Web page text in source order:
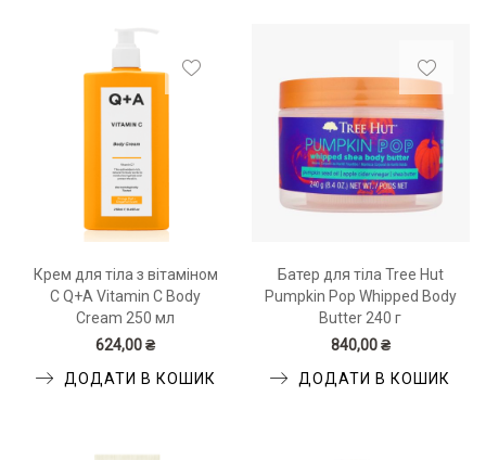
Крем для тіла з вітаміном
С Q+A Vitamin C Body
Cream 250 мл
624,00 ₴
ДОДАТИ В КОШИК
Батер для тіла Tree Hut
Pumpkin Pop Whipped Body
Butter 240 г
840,00 ₴
ДОДАТИ В КОШИК